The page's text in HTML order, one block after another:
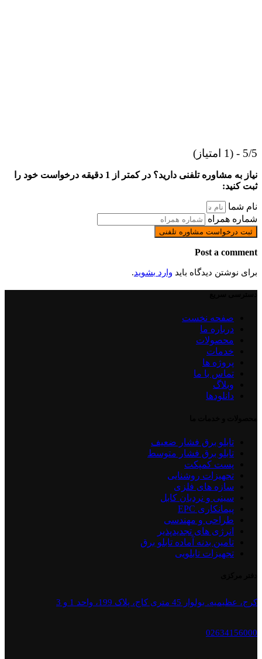
5/5 - (1 امتیاز)
نیاز به مشاوره تلفنی دارید؟ در کمتر از 1 دقیقه درخواست خود را
ثبت کنید:
نام شما
شماره همراه
ثبت درخواست مشاوره تلفنی
Post a comment
برای نوشتن دیدگاه باید وارد بشوید.
صفحه نخست
درباره ما
محصولات
خدمات
پروژه ها
تماس با ما
وبلاگ
دانلودها
تابلو برق فشار ضعیف
تابلو برق فشار متوسط
پست کمپکت
تجهیزات روشنایی
سازه های فلزی
سینی و نردبان کابل
پیمانکاری EPC
طراحی و مهندسی
انرژی های تجدیدپذیر
تامین بدنه آماده تابلو برق
تجهیزات تابلویی
کرج، عظیمیه. بولوار 45 متری کاج، پلاک 199، واحد 1 و 3
02634156000